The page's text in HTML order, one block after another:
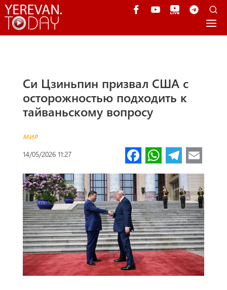
Си Цзиньпин призвал США с
осторожностью подходить к
тайваньскому вопросу
МИР
14/05/2026 11:27 Fa
ce
b
o
o
k
W
h
at
s
A
p
p
Te
le
gr
a
m
m
ail